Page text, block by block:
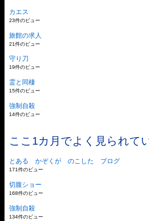
カエス
23件のビュー
旅館の求人
21件のビュー
守り刀
19件のビュー
霊と同棲
15件のビュー
強制自殺
14件のビュー
ここ1カ月でよく見られて
とある かぞくが のこした ブログ
171件のビュー
切腹ショー
168件のビュー
強制自殺
134件のビュー